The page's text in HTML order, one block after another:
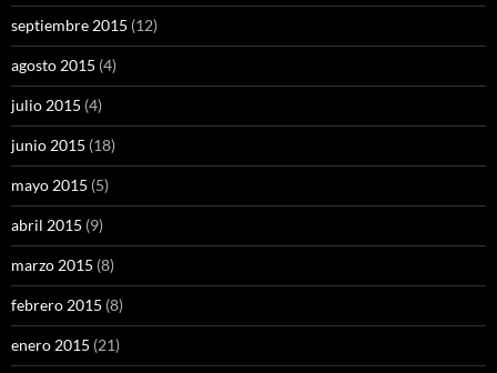
septiembre 2015 (12)
agosto 2015 (4)
julio 2015 (4)
junio 2015 (18)
mayo 2015 (5)
abril 2015 (9)
marzo 2015 (8)
febrero 2015 (8)
enero 2015 (21)